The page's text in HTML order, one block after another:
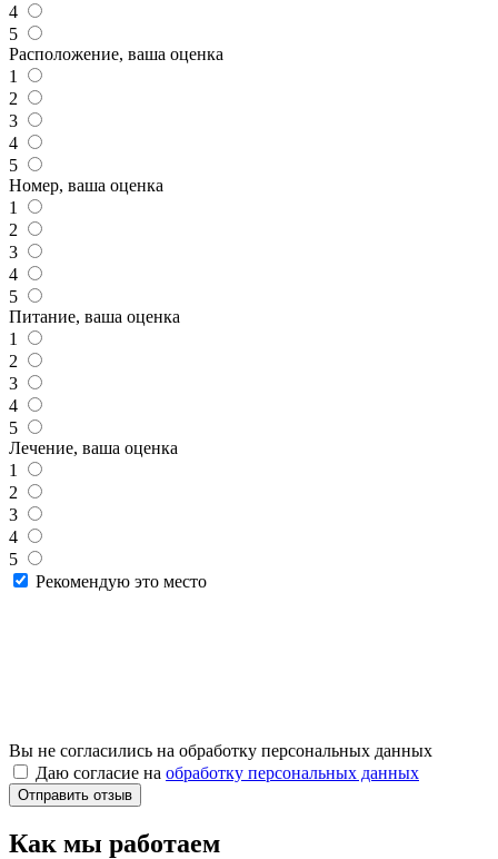
4
5
Расположение, ваша оценка
1
2
3
4
5
Номер, ваша оценка
1
2
3
4
5
Питание, ваша оценка
1
2
3
4
5
Лечение, ваша оценка
1
2
3
4
5
Рекомендую это место
Вы не согласились на обработку персональных данных
Даю согласие на обработку персональных данных
Как мы работаем